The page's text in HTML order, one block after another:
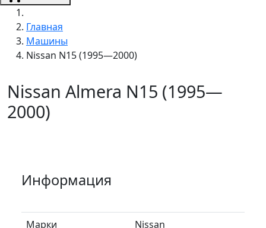
Главная
Машины
Nissan N15 (1995—2000)
Nissan Almera N15 (1995—
2000)
Информация
Марки
Nissan